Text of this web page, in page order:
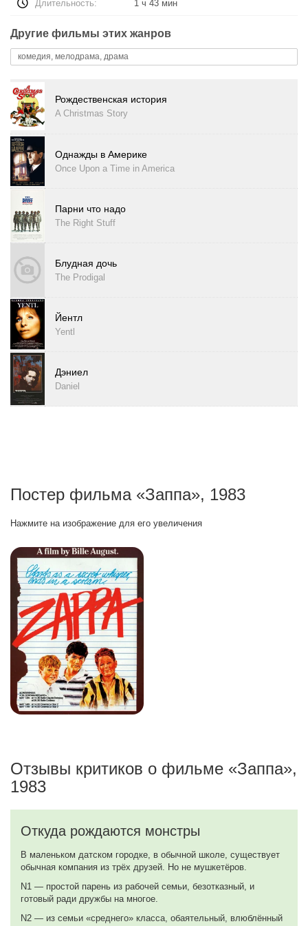
Длительность: 1 ч 43 мин
Другие фильмы этих жанров
комедия, мелодрама, драма
Рождественская история
A Christmas Story
Однажды в Америке
Once Upon a Time in America
Парни что надо
The Right Stuff
Блудная дочь
The Prodigal
Йентл
Yentl
Дэниел
Daniel
Постер фильма «Заппа», 1983
Нажмите на изображение для его увеличения
Отзывы критиков о фильме «Заппа»,
1983
Откуда рождаются монстры
В маленьком датском городке, в обычной школе, существует
обычная компания из трёх друзей. Но не мушкетёров.
N1 — простой парень из рабочей семьи, безотказный, и
готовый ради дружбы на многое.
N2 — из семьи «среднего» класса, обаятельный, влюблённый